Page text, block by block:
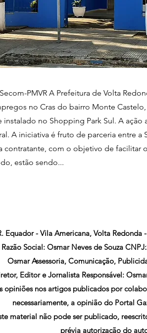
PMVR A Prefeitura de Volta
no Cras do bairro Monte
instalado no Shopping Park Sul. A ação
A iniciativa é fruto de parceria entre a
contratante, com o objetivo de facilitar
estão sendo...
Equador - Vila Americana, Volta Redonda
Razão Social: Osmar Neves de Souza
Osmar Assessoria, Comunicação,
Editor e Jornalista Responsável:
opiniões nos artigos publicados por
necessariamente, a opinião do Portal
material não pode ser publicado,
prévia autorização do